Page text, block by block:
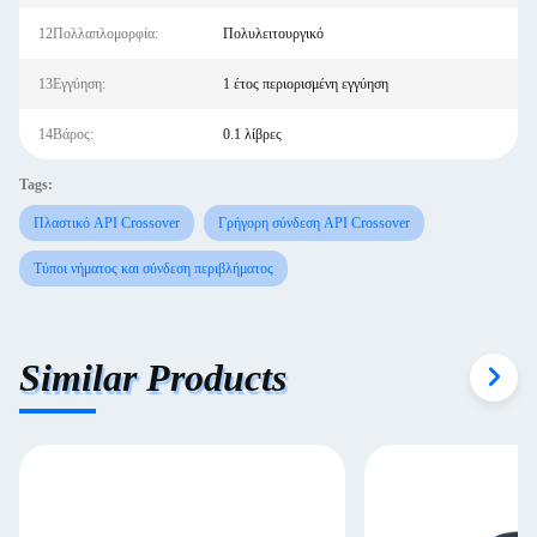
12Πολλαπλομορφία: Πολυλειτουργικό
13Εγγύηση: 1 έτος περιορισμένη εγγύηση
14Βάρος: 0.1 λίβρες
Tags:
Πλαστικό API Crossover Γρήγορη σύνδεση API Crossover
Τύποι νήματος και σύνδεση περιβλήματος
Similar Products